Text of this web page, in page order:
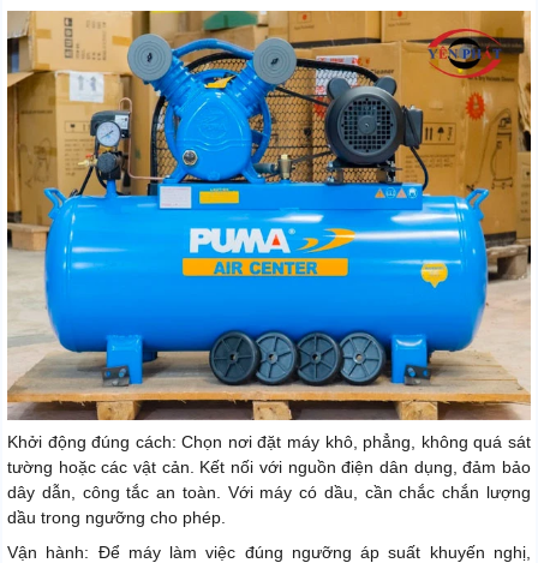
Khởi động đúng cách: Chọn nơi đặt máy khô, phẳng, không quá sát
tường hoặc các vật cản. Kết nối với nguồn điện dân dụng, đảm bảo
dây dẫn, công tắc an toàn. Với máy có dầu, cần chắc chắn lượng
dầu trong ngưỡng cho phép.
Vận hành: Để máy làm việc đúng ngưỡng áp suất khuyến nghị,